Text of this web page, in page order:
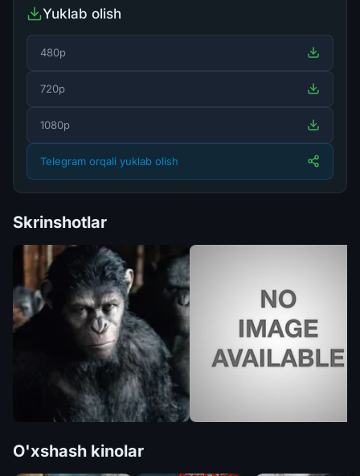
Yuklab olish
480p
720p
1080p
Telegram orqali yuklab olish
Skrinshotlar
O'xshash kinolar